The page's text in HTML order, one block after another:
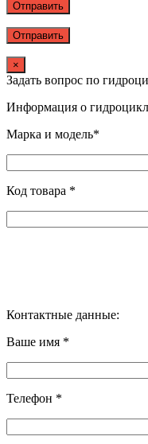
Отправить
×
Задать вопрос по
Информация о
Марка и модель*
Код товара *
Контактные данные:
Ваше имя *
Телефон *